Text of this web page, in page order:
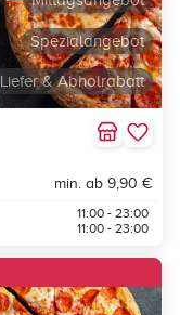
Liefer & Abholrabatt
Spezialangebot
min. ab 9,90 €
11:00 - 23:00
11:00 - 23:00